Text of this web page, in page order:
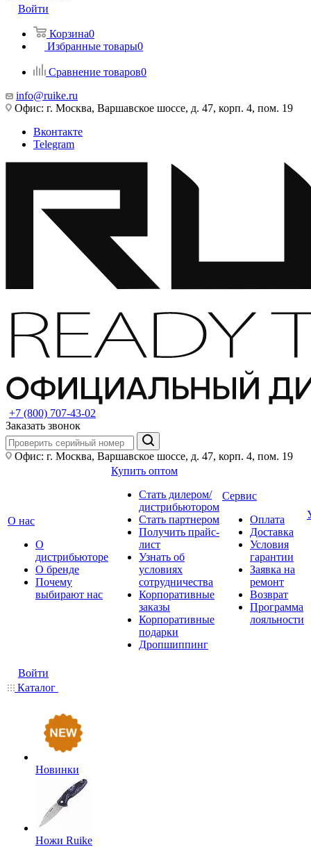
Войти
Корзина0
Избранные товары0
Сравнение товаров0
info@ruike.ru
Офис: г. Москва, Варшавское шоссе, д. 47, корп. 4, пом. 19
Вконтакте
Telegram
+7 (800) 707-43-02
Заказать звонок
Офис: г. Москва, Варшавское шоссе, д. 47, корп. 4, пом. 19
О нас
О
дистрибьюторе
О бренде
Почему
выбирают нас
Купить оптом
Стать дилером/
дистрибьютором
Стать партнером
Получить прайс-
лист
Узнать об
условиях
сотрудничества
Корпоративные
заказы
Корпоративные
подарки
Дропшиппинг
Сервис
Оплата
Доставка
Условия
гарантии
Заявка на
ремонт
Возврат
Программа
лояльности
Войти
Каталог
Новинки
Ножи Ruike